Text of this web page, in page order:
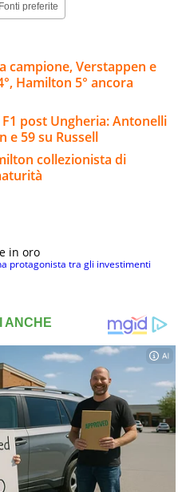
Fonti preferite
campione, Verstappen e
Hamilton 5° ancora
post Ungheria: Antonelli
e 59 su Russell
collezionista di
in oro
protagonista tra gli investimenti